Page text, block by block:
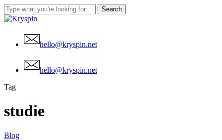
Skip
to
content
Search
Close
hello@kryspin.net
hello@kryspin.net
Tag
studie
Ben
Blog